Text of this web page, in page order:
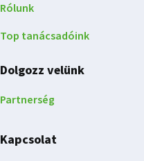
Rólunk
Top tanácsadóink
Dolgozz velünk
Partnerség
Kapcsolat